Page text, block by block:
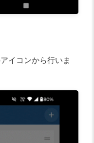
イコンから行いま